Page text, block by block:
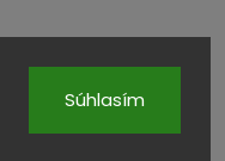
Súhlasím